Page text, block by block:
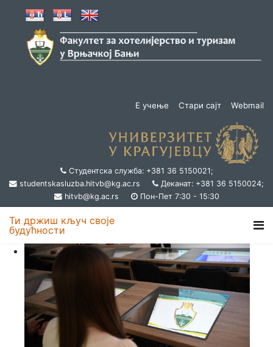
Е учење Стари сајт Webmail
Студентска служба: +381 36 5150021;
studentskasluzba.hitvb@kg.ac.rs
Деканат: +381 36 5150024;
hitvb@kg.ac.rs
Пон-Пет 7:30 - 15:30
Ти држиш кључ своје
будућности